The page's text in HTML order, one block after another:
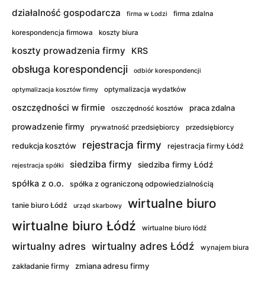
działalność gospodarcza firma w Łodzi firma zdalna
korespondencja firmowa koszty biura
koszty prowadzenia firmy KRS
obsługa korespondencji odbiór korespondencji
optymalizacja kosztów firmy optymalizacja wydatków
oszczędności w firmie oszczędność kosztów praca zdalna
prowadzenie firmy prywatność przedsiębiorcy przedsiębiorcy
redukcja kosztów rejestracja firmy rejestracja firmy Łódź
rejestracja spółki siedziba firmy siedziba firmy Łódź
spółka z o.o. spółka z ograniczoną odpowiedzialnością
tanie biuro Łódź urząd skarbowy wirtualne biuro
wirtualne biuro Łódź wirtualne biuro łódź
wirtualny adres wirtualny adres Łódź wynajem biura
zakładanie firmy zmiana adresu firmy